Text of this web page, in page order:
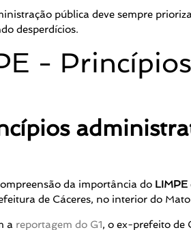
pública deve sempre
desperdícios.
da importância do LIMPE
de Cáceres, no interior do
a reportagem do G1, o ex-prefeito de